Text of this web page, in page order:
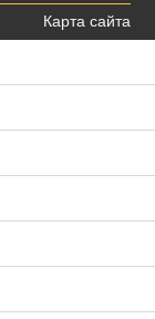
Карта сайта